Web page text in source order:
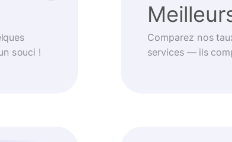
souci !
Comparez nos
services — ils